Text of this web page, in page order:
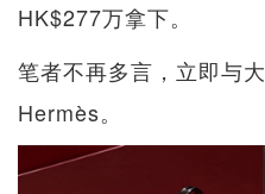
HK$277万拿下。
笔者不再多言，立即与
Hermès。